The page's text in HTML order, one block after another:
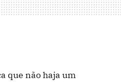
que não haja um